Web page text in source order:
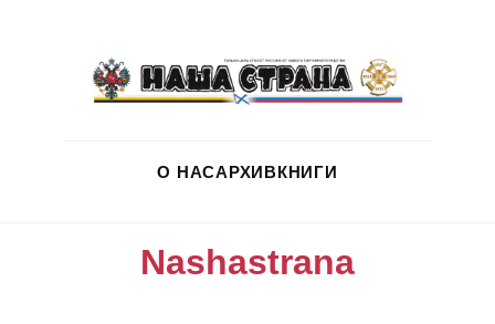
О НАСАРХИВКНИГИ
Nashastrana